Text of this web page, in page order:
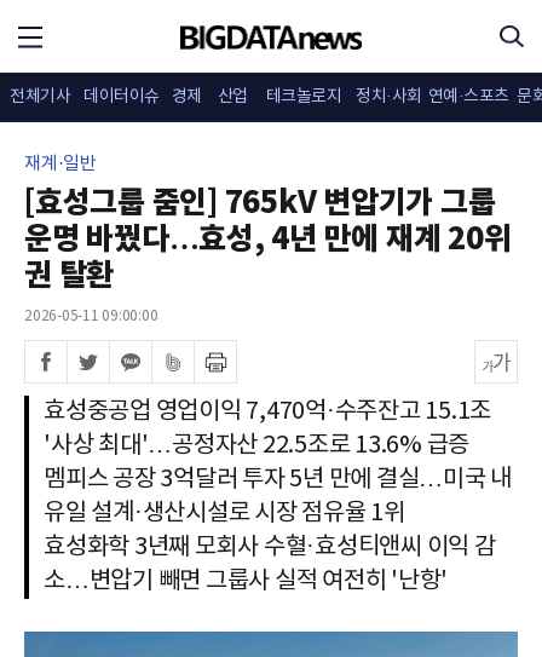
전체기사 데이터이슈 경제 산업 테크놀로지 정치·사회 연예·스포츠 문
재계·일반
[효성그룹 줌인] 765kV 변압기가 그룹
운명 바꿨다…효성, 4년 만에 재계 20위
권 탈환
2026-05-11 09:00:00
효성중공업 영업이익 7,470억·수주잔고 15.1조
'사상 최대'…공정자산 22.5조로 13.6% 급증
멤피스 공장 3억달러 투자 5년 만에 결실…미국 내
유일 설계·생산시설로 시장 점유율 1위
효성화학 3년째 모회사 수혈·효성티앤씨 이익 감
소…변압기 빼면 그룹사 실적 여전히 '난항'